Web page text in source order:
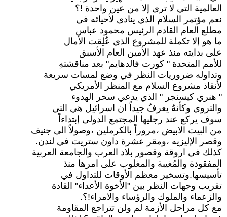
العالمية التي لا ترى إلا من عين واحدة !؟
نعم مؤتمر السلام الذي ينادى لأحيائه في
مطلع العام القادم الرئيس محمود عباس
ما هو إلا تكملة للمشروع الذي عُلِقت الأمال
على بدايته منذ عهد الأمين العام الأسبق
للأمم المتحدة " كورت فالدهايم" بعد مناقشتهِ
وتداوله ضروريات النظر في وضع لمسات سريعة
لأنقاذ مشروع السلام مع المنظر الأمريكي
" هنري كيسنجر " الذي يدعي سحر الهدوء
والتروي وكأنهُ يعرفُ جيداً ان اسرائيل هي التي
سوف يركع عند رجليها المجتمع الدولى إبتداءاً
من البيت الابيض ،مروراً بالكرملين ،وصولاً الى جنيف
وقصر الإليزيه ،ومقر عشرة داون ستريت في لندن.
كذلك في اروقة وقصور بلاد العرب والجامعة العربية
المفقودة والمُغيبة والمغلوب على امرها منذ
تأسيسها.وتسخير معظم الأوقات للتداول في
تقريب وجهات النظر بين "الأخوة الأعداء" القادة
والزعماء والملوك والرؤساء والامراء!؟.
مع كل مراحل الأزمة لم ولن تتراجع المقاومة